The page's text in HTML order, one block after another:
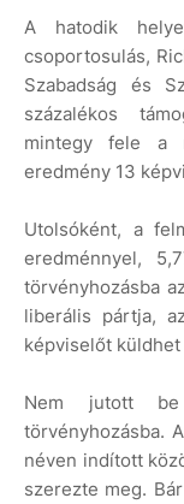
A hatodik
csoportosulás,
Szabadság és
százalékos
mintegy fele a
eredmény 13
Utolsóként, a
eredménnyel,
törvényhozásba
liberális pártja,
képviselőt
Nem jutott be
törvényhozásba.
néven indított
szerezte meg.